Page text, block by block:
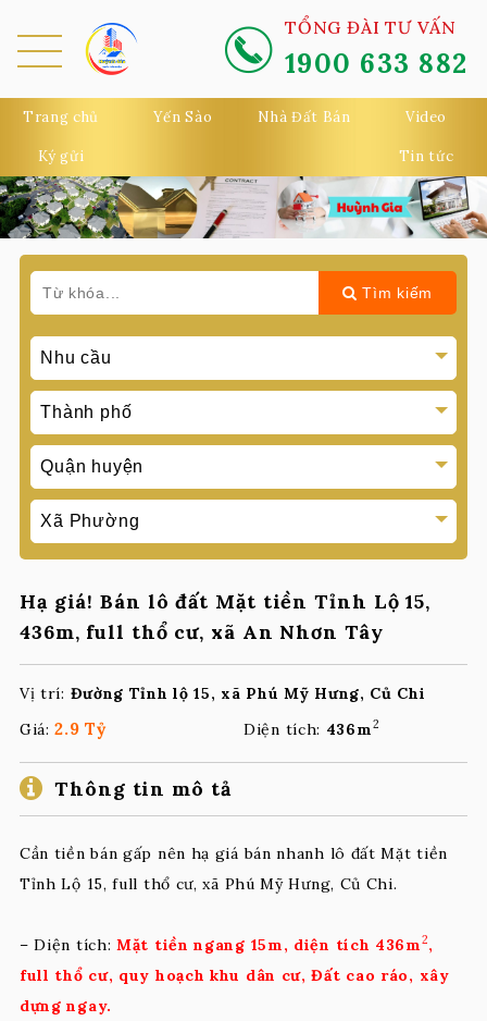
TỔNG ĐÀI TƯ VẤN
1900 633 882
Trang chủ Yến Sào Nhà Đất Bán Video
Ký gửi Tin tức
MEN
Tìm kiếm
Hạ giá! Bán lô đất Mặt tiền Tỉnh Lộ 15,
436m, full thổ cư, xã An Nhơn Tây
Vị trí: Đường Tỉnh lộ 15, xã Phú Mỹ Hưng, Củ Chi
Giá:2.9 Tỷ Diện tích: 436m2
Thông tin mô tả
Cần tiền bán gấp nên hạ giá bán nhanh lô đất Mặt tiền
Tỉnh Lộ 15, full thổ cư, xã Phú Mỹ Hưng, Củ Chi.
– Diện tích:Mặt tiền ngang 15m, diện tích 436m2,
full thổ cư, quy hoạch khu dân cư,Đất cao ráo, xây
dựng ngay.